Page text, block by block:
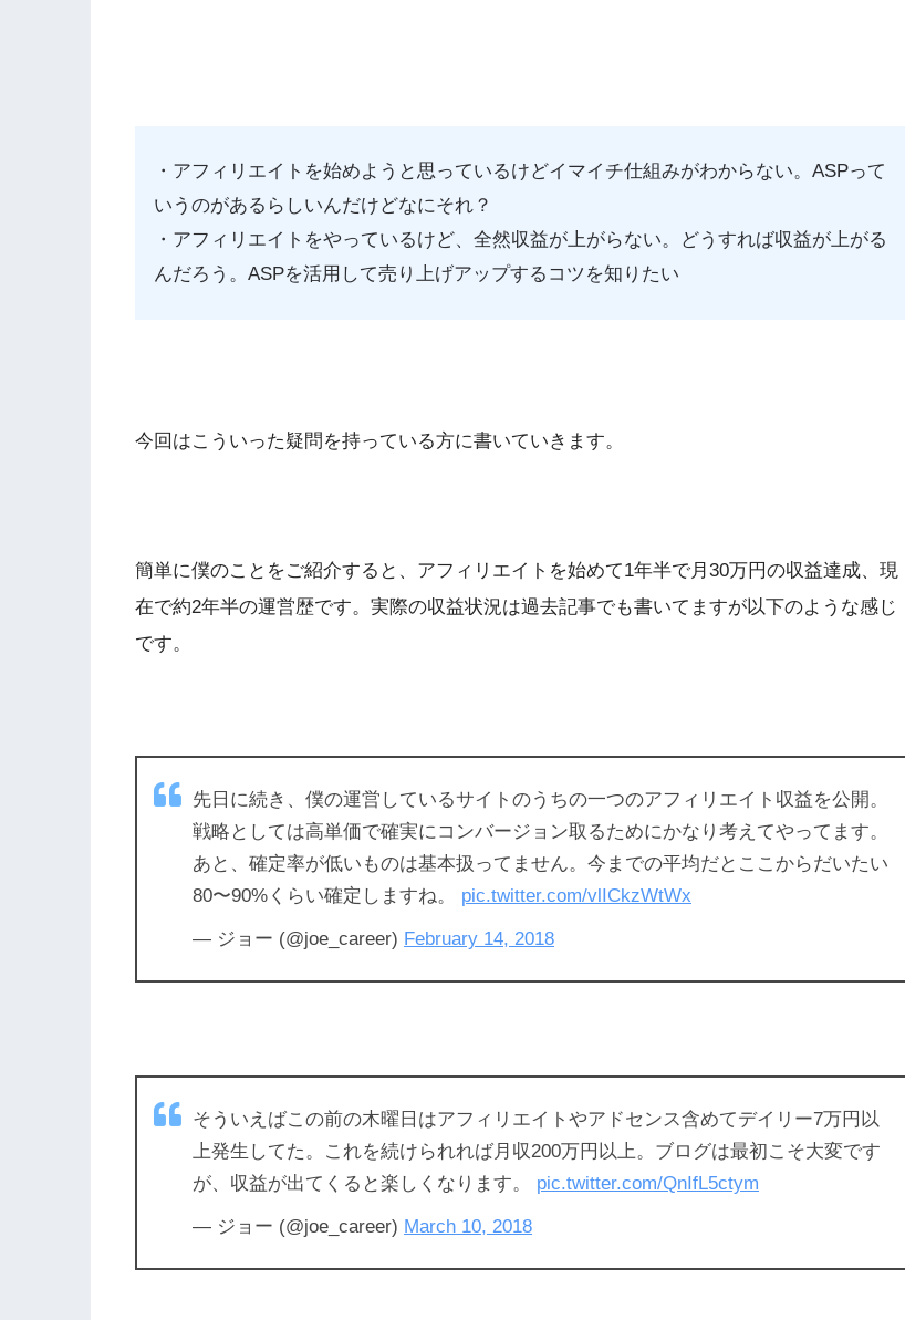
・アフィリエイトを始めようと思っているけどイマイチ仕組みがわからない。ASPって
いうのがあるらしいんだけどなにそれ？
・アフィリエイトをやっているけど、全然収益が上がらない。どうすれば収益が上がる
んだろう。ASPを活用して売り上げアップするコツを知りたい
今回はこういった疑問を持っている方に書いていきます。
簡単に僕のことをご紹介すると、アフィリエイトを始めて1年半で月30万円の収益達成、現
在で約2年半の運営歴です。実際の収益状況は過去記事でも書いてますが以下のような感じ
です。
先日に続き、僕の運営しているサイトのうちの一つのアフィリエイト収益を公開。
戦略としては高単価で確実にコンバージョン取るためにかなり考えてやってます。
あと、確定率が低いものは基本扱ってません。今までの平均だとここからだいたい
80〜90%くらい確定しますね。 pic.twitter.com/vlICkzWtWx
— ジョー (@joe_career) February 14, 2018
そういえばこの前の木曜日はアフィリエイトやアドセンス含めてデイリー7万円以
上発生してた。これを続けられれば月収200万円以上。ブログは最初こそ大変です
が、収益が出てくると楽しくなります。 pic.twitter.com/QnIfL5ctym
— ジョー (@joe_career) March 10, 2018